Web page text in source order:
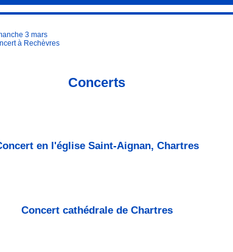
3 mars
à Rechèvres
Concerts
en l'église Saint-Aignan, Chartres
Concert cathédrale de Chartres